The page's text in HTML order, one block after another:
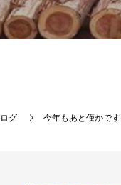
グ 今年もあと僅かです